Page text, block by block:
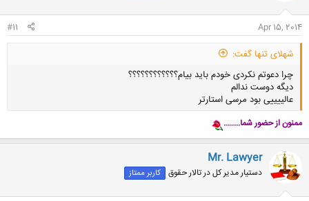
Apr 15, 2014
#11
شهلای تنها گفت:
چرا دعوتم نکردی خودم باید بیام؟؟؟؟؟؟؟؟؟؟؟؟
دیگه دوست ندالم
عالییییی بود مرسی استارتر
کلیک کنید تا باز شود...
ممنون از حضور شما........
Mr. Lawyer
دستیار مدیر کل در تالار حقوق کاربر ممتاز